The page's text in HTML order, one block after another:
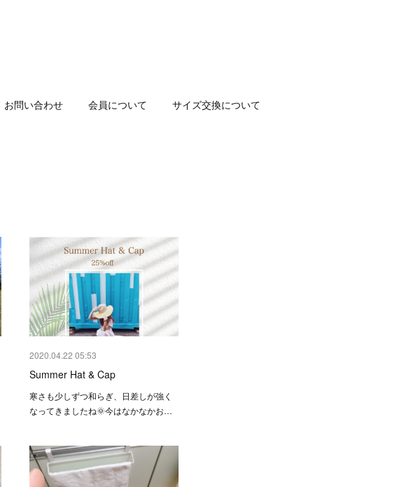
お問い合わせ 会員について サイズ交換について
2020.04.22 05:53
Summer Hat & Cap
寒さも少しずつ和らぎ、日差しが強く
なってきましたね🌞今はなかなかお…